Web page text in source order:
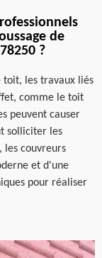
de
?
toit, les travaux liés
comme le toit
peuvent causer
solliciter les
les couvreurs
et d'une
pour réaliser